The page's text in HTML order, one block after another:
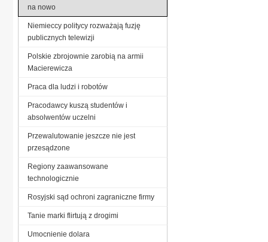
na nowo
Niemieccy politycy rozważają fuzję
publicznych telewizji
Polskie zbrojownie zarobią na armii
Macierewicza
Praca dla ludzi i robotów
Pracodawcy kuszą studentów i
absolwentów uczelni
Przewalutowanie jeszcze nie jest
przesądzone
Regiony zaawansowane
technologicznie
Rosyjski sąd ochroni zagraniczne firmy
Tanie marki flirtują z drogimi
Umocnienie dolara